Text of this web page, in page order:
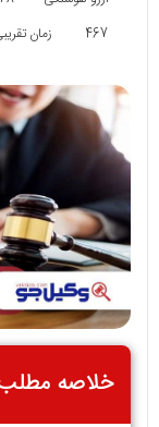
467
زمان تقریبی
خلاصه